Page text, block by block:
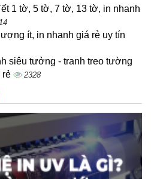
1 tờ, 5 tờ, 7 tờ, 13 tờ, in nhanh
ít, in nhanh giá rẻ uy tín
siêu tưởng - tranh treo tường
rẻ
2328